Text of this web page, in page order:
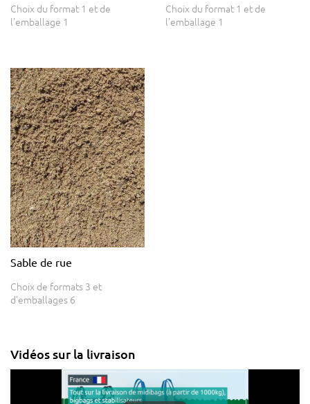
Choix du format 1 et de
l'emballage 1
Choix du format 1 et de
l'emballage 1
Sable de rue
Choix de formats 3 et
d'emballages 6
Vidéos sur la livraison